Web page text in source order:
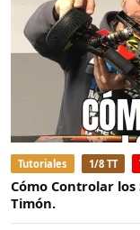
Tutoriales 1/8 TT
Cómo Controlar los
Timón.